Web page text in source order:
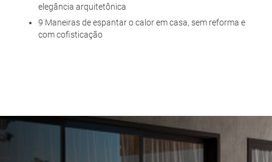
elegância arquitetônica
9 Maneiras de espantar o calor em casa, sem reforma e
com cofisticação